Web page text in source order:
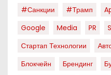
#санкции
#трамп
Google
Media PR
Стартап Технологии
Блокчейн
Брендинг